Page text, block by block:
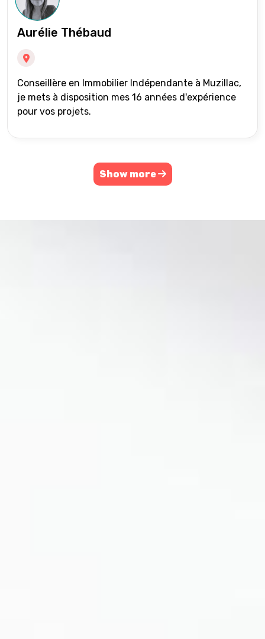
Aurélie Thébaud
Conseillère en Immobilier Indépendante à Muzillac,
je mets à disposition mes 16 années d'expérience
pour vos projets.
Show more